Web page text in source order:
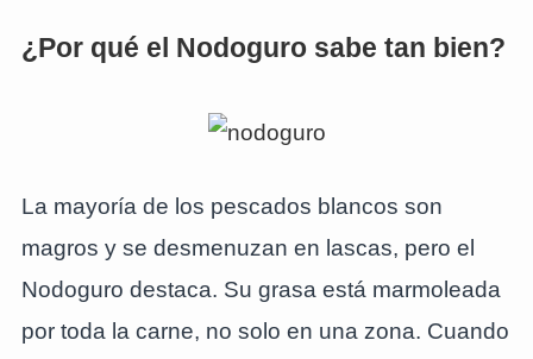
¿Por qué el Nodoguro sabe tan bien?
La mayoría de los pescados blancos son
magros y se desmenuzan en lascas, pero el
Nodoguro destaca. Su grasa está marmoleada
por toda la carne, no solo en una zona. Cuando